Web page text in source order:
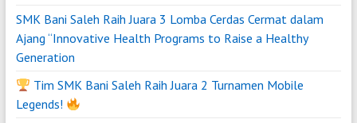
SMK Bani Saleh Raih Juara 3 Lomba Cerdas Cermat dalam
Ajang “Innovative Health Programs to Raise a Healthy
Generation
Tim SMK Bani Saleh Raih Juara 2 Turnamen Mobile
Legends!